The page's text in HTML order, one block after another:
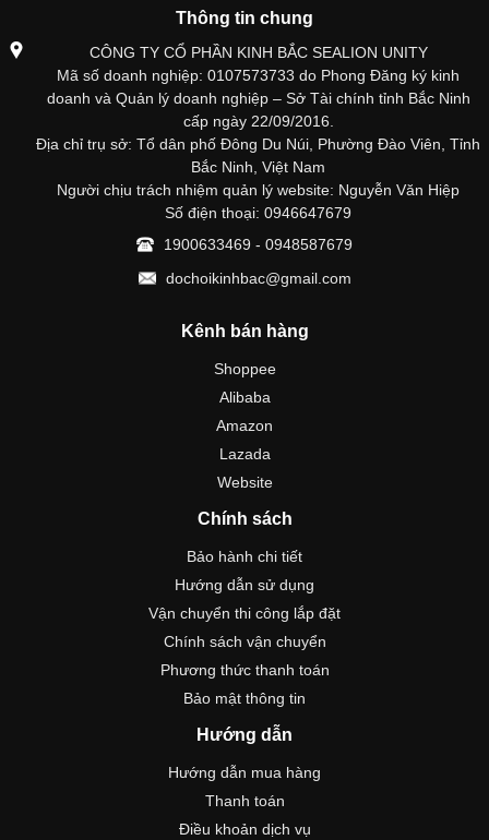
Thông tin chung
CÔNG TY CỔ PHẦN KINH BẮC SEALION UNITY
Mã số doanh nghiệp: 0107573733 do Phong Đăng ký kinh
doanh và Quản lý doanh nghiệp – Sở Tài chính tỉnh Bắc Ninh
cấp ngày 22/09/2016.
Địa chỉ trụ sở: Tổ dân phố Đông Du Núi, Phường Đào Viên, Tỉnh
Bắc Ninh, Việt Nam
Người chịu trách nhiệm quản lý website: Nguyễn Văn Hiệp
Số điện thoại: 0946647679
1900633469 - 0948587679
dochoikinhbac@gmail.com
Kênh bán hàng
Shoppee
Alibaba
Amazon
Lazada
Website
Chính sách
Bảo hành chi tiết
Hướng dẫn sử dụng
Vận chuyển thi công lắp đặt
Chính sách vận chuyển
Phương thức thanh toán
Bảo mật thông tin
Hướng dẫn
Hướng dẫn mua hàng
Thanh toán
Điều khoản dịch vụ